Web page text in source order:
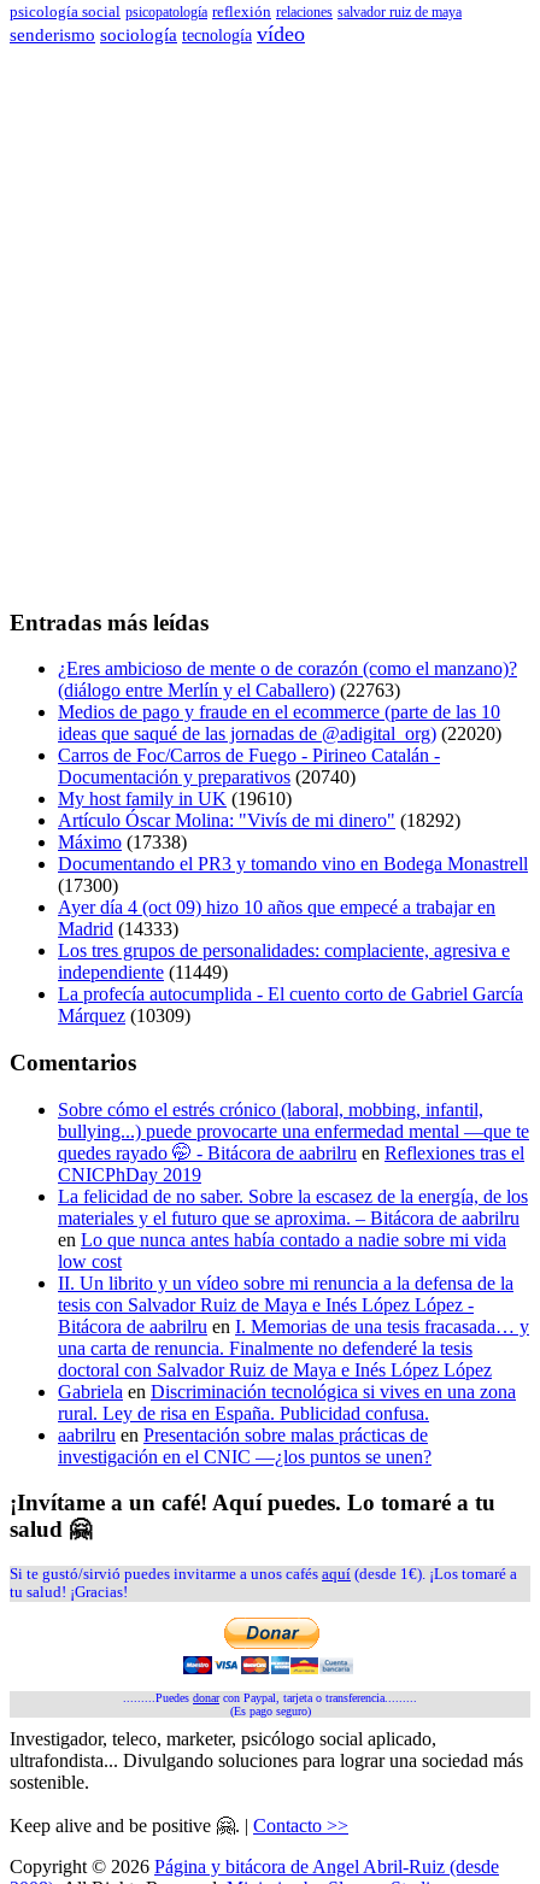
psicología social psicopatología reflexión relaciones salvador ruiz de maya
senderismo sociología tecnología vídeo
Entradas más leídas
¿Eres ambicioso de mente o de corazón (como el manzano)?
(diálogo entre Merlín y el Caballero) (22763)
Medios de pago y fraude en el ecommerce (parte de las 10
ideas que saqué de las jornadas de @adigital_org) (22020)
Carros de Foc/Carros de Fuego - Pirineo Catalán -
Documentación y preparativos (20740)
My host family in UK (19610)
Artículo Óscar Molina: "Vivís de mi dinero" (18292)
Máximo (17338)
Documentando el PR3 y tomando vino en Bodega Monastrell
(17300)
Ayer día 4 (oct 09) hizo 10 años que empecé a trabajar en
Madrid (14333)
Los tres grupos de personalidades: complaciente, agresiva e
independiente (11449)
La profecía autocumplida - El cuento corto de Gabriel García
Márquez (10309)
Comentarios
Sobre cómo el estrés crónico (laboral, mobbing, infantil,
bullying...) puede provocarte una enfermedad mental —que te
quedes rayado 🤭 - Bitácora de aabrilru en Reflexiones tras el
CNICPhDay 2019
La felicidad de no saber. Sobre la escasez de la energía, de los
materiales y el futuro que se aproxima. – Bitácora de aabrilru
en Lo que nunca antes había contado a nadie sobre mi vida
low cost
II. Un librito y un vídeo sobre mi renuncia a la defensa de la
tesis con Salvador Ruiz de Maya e Inés López López -
Bitácora de aabrilru en I. Memorias de una tesis fracasada… y
una carta de renuncia. Finalmente no defenderé la tesis
doctoral con Salvador Ruiz de Maya e Inés López López
Gabriela en Discriminación tecnológica si vives en una zona
rural. Ley de risa en España. Publicidad confusa.
aabrilru en Presentación sobre malas prácticas de
investigación en el CNIC —¿los puntos se unen?
¡Invítame a un café! Aquí puedes. Lo tomaré a tu
salud 🤗
Si te gustó/sirvió puedes invitarme a unos cafés aquí (desde 1€). ¡Los tomaré a
tu salud! ¡Gracias!
.........Puedes donarcon Paypal, tarjeta o transferencia.........
(Es pago seguro)
Investigador, teleco, marketer, psicólogo social aplicado,
ultrafondista... Divulgando soluciones para lograr una sociedad más
sostenible.
Keep alive and be positive 🤗. | Contacto >>
Copyright © 2026 Página y bitácora de Angel Abril-Ruiz (desde